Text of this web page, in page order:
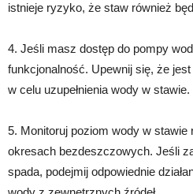
istnieje ryzyko, że staw również
4. Jeśli masz dostęp do pompy
funkcjonalność. Upewnij się, że
w celu uzupełnienia wody w stawie.
5. Monitoruj poziom wody w stawie
okresach bezdeszczowych. Jeśli
spada, podejmij odpowiednie